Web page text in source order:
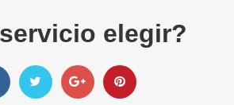
elegir?